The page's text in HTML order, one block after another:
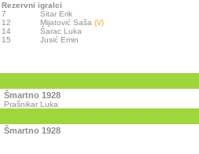
Rezervni igralci
7
Sitar Erik
12
Mijatović Saša (V)
14
Šarac Luka
15
Jusić Emin
Šmartno 1928
Prašnikar Luka
Šmartno 1928